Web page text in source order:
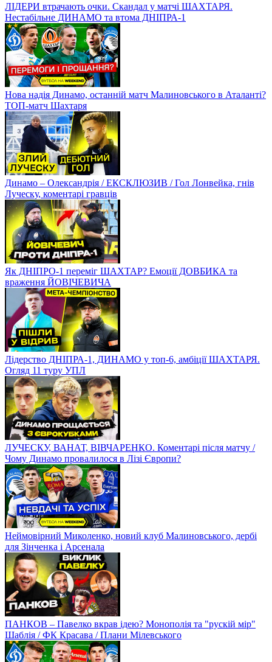
ЛІДЕРИ втрачають очки. Скандал у матчі ШАХТАРЯ.
Нестабільне ДИНАМО та втома ДНІПРА-1
Нова надія Динамо, останній матч Малиновського в Аталанті?
ТОП-матч Шахтаря
Динамо – Олександрія / ЕКСКЛЮЗИВ / Гол Лонвейка, гнів
Луческу, коментарі гравців
Як ДНІПРО-1 переміг ШАХТАР? Емоції ДОВБИКА та
враження ЙОВІЧЕВИЧА
Лідерство ДНІПРА-1, ДИНАМО у топ-6, амбіції ШАХТАРЯ.
Огляд 11 туру УПЛ
ЛУЧЕСКУ, ВАНАТ, ВІВЧАРЕНКО. Коментарі після матчу /
Чому Динамо провалилося в Лізі Європи?
Неймовірний Миколенко, новий клуб Малиновського, дербі
для Зінченка і Арсенала
ПАНКОВ – Павелко вкрав ідею? Монополія та "рускій мір"
Шаблія / ФК Красава / Плани Мілевського